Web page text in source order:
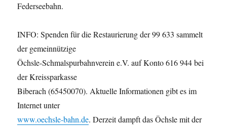
Federseebahn.
INFO: Spenden für die Restaurierung der 99 633 sammelt
der gemeinnützige
Öchsle-Schmalspurbahnverein e.V. auf Konto 616 944 bei
der Kreissparkasse
Biberach (65450070). Aktuelle Informationen gibt es im
Internet unter
www.oechsle-bahn.de. Derzeit dampft das Öchsle mit der